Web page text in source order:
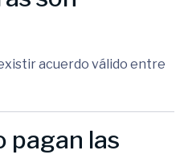
acuerdo válido entre
pagan las